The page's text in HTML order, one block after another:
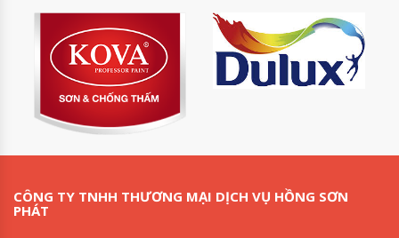
CÔNG TY TNHH THƯƠNG MẠI DỊCH VỤ HỒNG SƠN
PHÁT